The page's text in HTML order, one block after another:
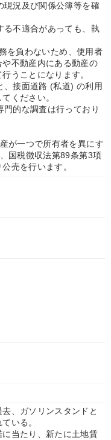
現況及び関係公簿等を確
る不適合があっても、執
を負わないため、使用者
不動産内にある動産の
うことになります。
、接面道路 (私道) の利用
ください。
的な調査は行っており
が一つで所有者を異にす
国税徴収法第89条第3項
売を行います。
、ガソリンスタンドと
いる。
当たり、新たに土地賃